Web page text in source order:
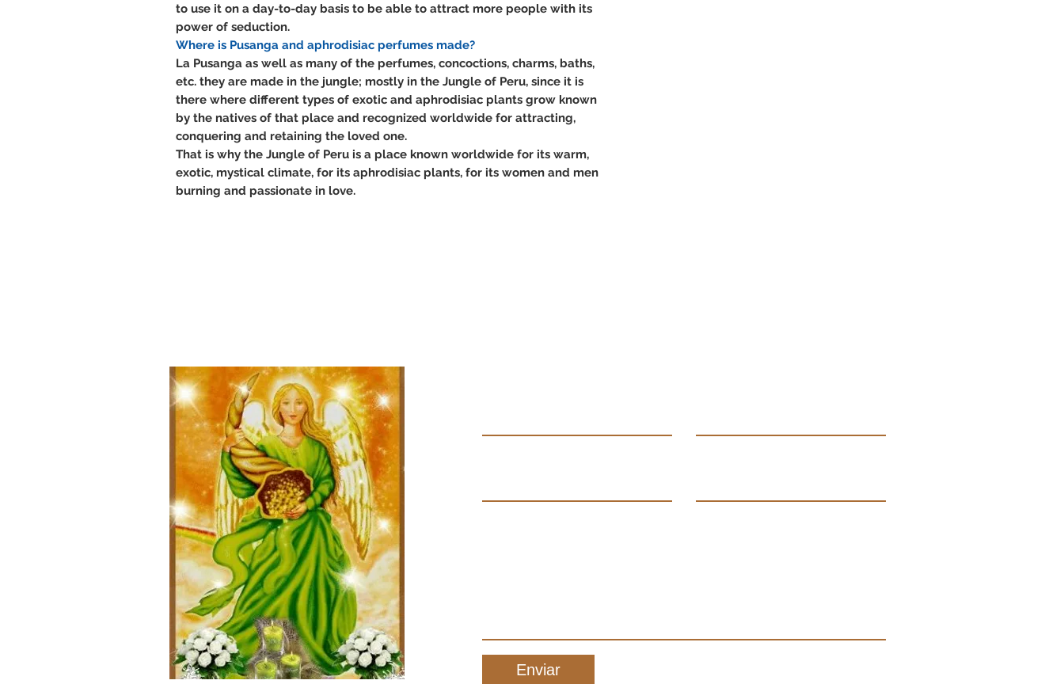
to use it on a day-to-day basis to be able to attract more people with its
power of seduction.
Where is Pusanga and aphrodisiac perfumes made?
La Pusanga as well as many of the perfumes, concoctions, charms, baths,
etc. they are made in the jungle; mostly in the Jungle of Peru, since it is
there where different types of exotic and aphrodisiac plants grow known
by the natives of that place and recognized worldwide for attracting,
conquering and retaining the loved one.
That is why the Jungle of Peru is a place known worldwide for its warm,
exotic, mystical climate, for its aphrodisiac plants, for its women and men
burning and passionate in love.
Enviar